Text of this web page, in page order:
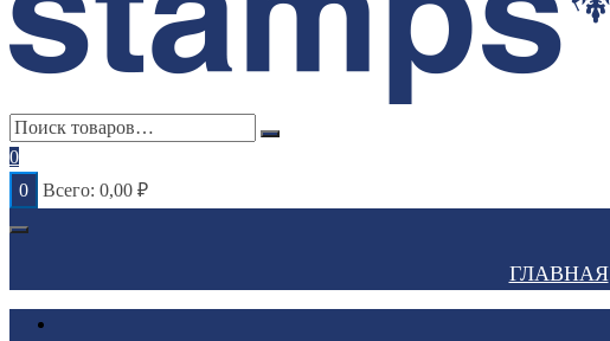
0
0
Всего: 0,00 ₽
ГЛАВНАЯ